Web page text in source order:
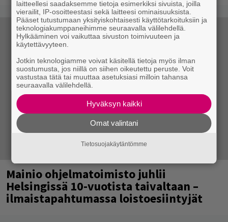
Mainio ohjelmatoimisto juhlii
Helsingissä 10-vuotista taivaltaan –
ilmaistapahtumassa loistoesiintyjät
laitteellesi saadaksemme tietoja esimerkiksi sivuista, joilla
vierailit, IP-osoitteestasi sekä laitteesi ominaisuuksista.
Pääset tutustumaan yksityiskohtaisesti käyttötarkoituksiin ja
teknologiakumppaneihimme seuraavalla välilehdellä.
Hylkääminen voi vaikuttaa sivuston toimivuuteen ja
käytettävyyteen.
Jotkin teknologiamme voivat käsitellä tietoja myös ilman
suostumusta, jos niillä on siihen oikeutettu peruste. Voit
vastustaa tätä tai muuttaa asetuksiasi milloin tahansa
seuraavalla välilehdellä.
Hyväksyn kaikki
Omat valintani
Tietosuojakäytäntömme